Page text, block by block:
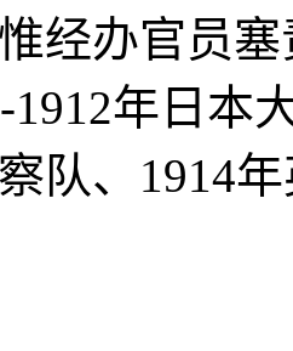
经办官员
1912年日本
队、1914